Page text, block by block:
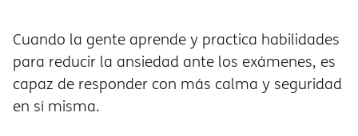
Cuando la gente aprende y practica habilidades
para reducir la ansiedad ante los exámenes, es
capaz de responder con más calma y seguridad
en sí misma.